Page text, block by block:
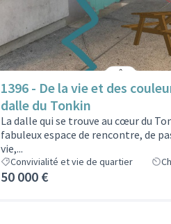
1396 - De la vie et des
dalle du Tonkin
La dalle qui se trouve au cœur du
fabuleux espace de rencontre, de
vie,...
Convivialité et vie de quartier
50 000 €